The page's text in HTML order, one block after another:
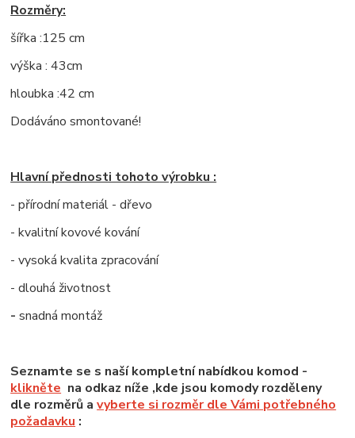
Rozměry:
šířka :125 cm
výška : 43cm
hloubka :42 cm
Dodáváno smontované!
Hlavní přednosti tohoto výrobku :
- přírodní materiál - dřevo
- kvalitní kovové kování
- vysoká kvalita zpracování
- dlouhá životnost
-snadná montáž
Seznamte se s naší kompletní nabídkou komod -
klikněte na odkaz níže ,kde jsou komody rozděleny
dle rozměrů avyberte si rozměr dle Vámi potřebného
požadavku :